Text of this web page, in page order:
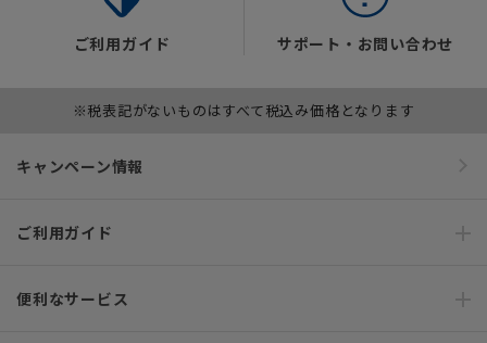
ご利用ガイド サポート・お問い合わせ
※税表記がないものはすべて税込み価格となります
キャンペーン情報
ご利用ガイド
便利なサービス